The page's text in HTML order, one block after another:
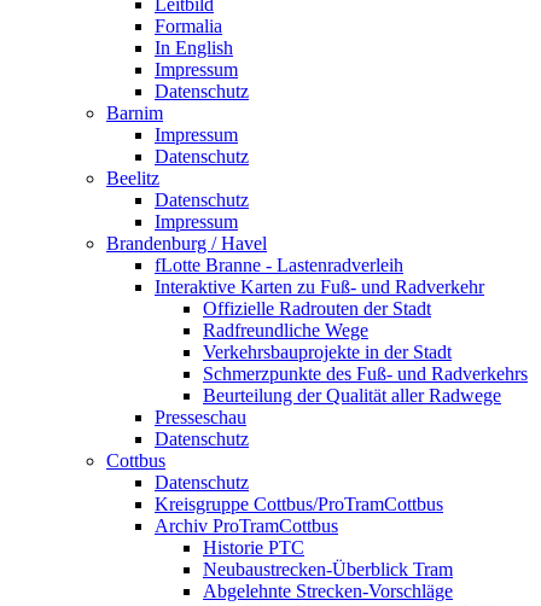
Leitbild
Formalia
In English
Impressum
Datenschutz
Barnim
Impressum
Datenschutz
Beelitz
Datenschutz
Impressum
Brandenburg / Havel
fLotte Branne - Lastenradverleih
Interaktive Karten zu Fuß- und Radverkehr
Offizielle Radrouten der Stadt
Radfreundliche Wege
Verkehrsbauprojekte in der Stadt
Schmerzpunkte des Fuß- und Radverkehrs
Beurteilung der Qualität aller Radwege
Presseschau
Datenschutz
Cottbus
Datenschutz
Kreisgruppe Cottbus/ProTramCottbus
Archiv ProTramCottbus
Historie PTC
Neubaustrecken-Überblick Tram
Abgelehnte Strecken-Vorschläge